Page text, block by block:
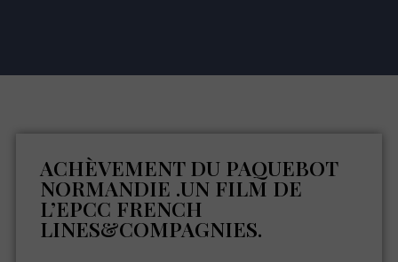
ACHÈVEMENT DU PAQUEBOT
NORMANDIE .UN FILM DE
L’EPCC FRENCH
LINES&COMPAGNIES.